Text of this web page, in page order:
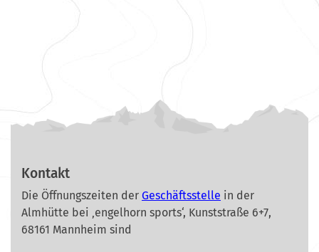
Kontakt
Die Öffnungszeiten der Geschäftsstelle in der
Almhütte bei ‚engelhorn sports‘, Kunststraße 6+7,
68161 Mannheim sind